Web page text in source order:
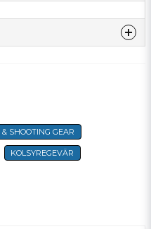
SHOOTING GEAR
KOLSYREGEVÄR